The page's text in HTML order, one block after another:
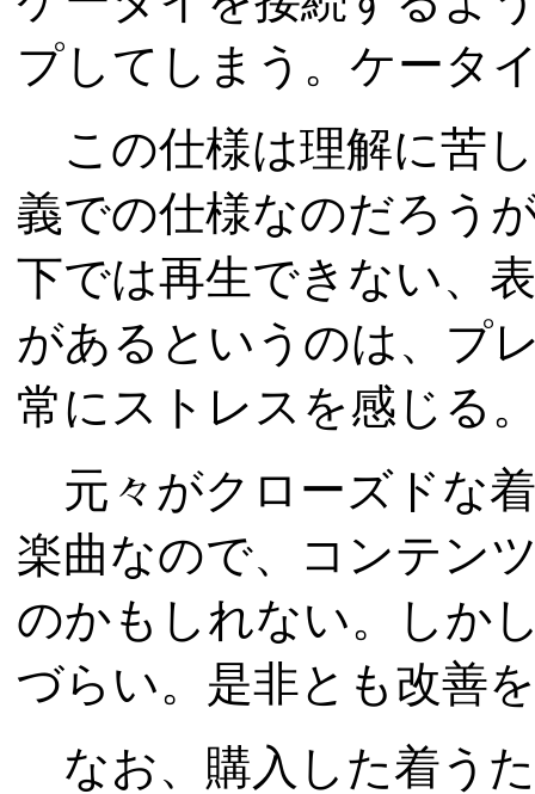
プしてしまう。ケータ
この仕様は理解に苦
義での仕様なのだろう
下では再生できない、
があるというのは、プ
常にストレスを感じる
元々がクローズドな
楽曲なので、コンテン
のかもしれない。しか
づらい。是非とも改善
なお、購入した着う